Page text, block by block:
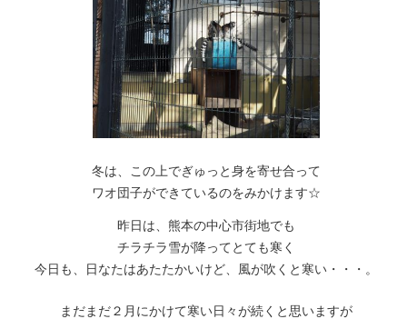
冬は、この上でぎゅっと身を寄せ合って
ワオ団子ができているのをみかけます☆
昨日は、熊本の中心市街地でも
チラチラ雪が降ってとても寒く
今日も、日なたはあたたかいけど、風が吹くと寒い・・・。
まだまだ２月にかけて寒い日々が続くと思いますが